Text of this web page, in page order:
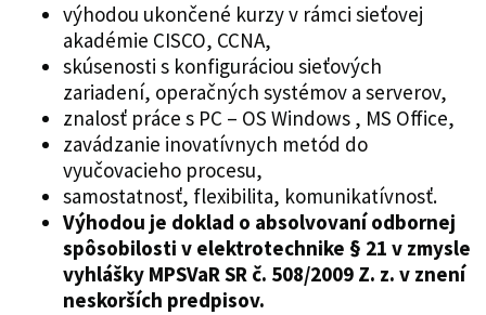
výhodou ukončené kurzy v rámci sieťovej
akadémie CISCO, CCNA,
skúsenosti s konfiguráciou sieťových
zariadení, operačných systémov a serverov,
znalosť práce s PC – OS Windows , MS Office,
zavádzanie inovatívnych metód do
vyučovacieho procesu,
samostatnosť, flexibilita, komunikatívnosť.
Výhodou je doklad o absolvovaní odbornej
spôsobilosti v elektrotechnike § 21 v zmysle
vyhlášky MPSVaR SR č. 508/2009 Z. z. v znení
neskorších predpisov.